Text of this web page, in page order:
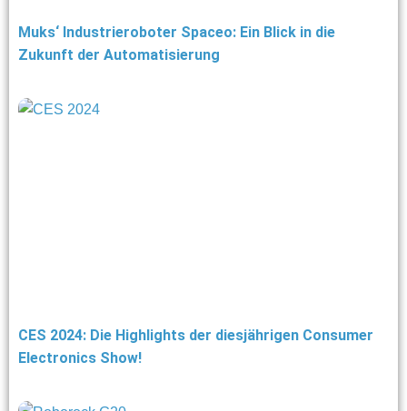
Muks‘ Industrieroboter Spaceo: Ein Blick in die
Zukunft der Automatisierung
CES 2024: Die Highlights der diesjährigen Consumer
Electronics Show!